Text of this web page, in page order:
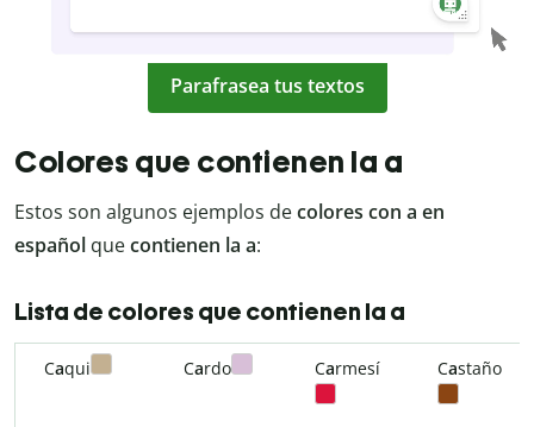
Parafrasea tus textos
Colores que contienen la a
Estos son algunos ejemplos decolores con a en
español quecontienen la a:
Lista de colores que contienen la a
Caqui Cardo Carmesí Castaño